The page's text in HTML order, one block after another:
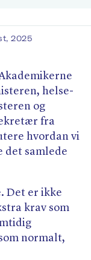
2025
helse-
og
fra
hvordan vi
det samlede
Det er ikke
krav som
normalt,